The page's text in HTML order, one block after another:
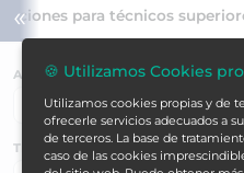
« para técnicos
ACREDITACIÓN
TEMÁTICAS
🍪 Utilizamos Cookies
Utilizamos cookies propias y de
ofrecerle servicios adecuados a
de terceros. La base de
caso de las cookies